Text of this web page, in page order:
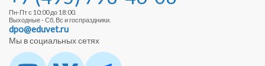
Пн-Пт с 10:00 до 18:00.
Выходные - Сб, Вс и госпраздники.
dpo@eduvet.ru
Мы в социальных сетях